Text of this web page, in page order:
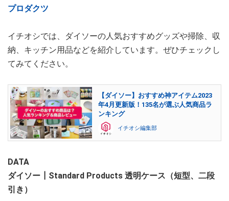
プロダクツ
イチオシでは、ダイソーの人気おすすめグッズや掃除、収
納、キッチン用品などを紹介しています。ぜひチェックし
てみてください。
【ダイソー】おすすめ神アイテム2023
年4月更新版！135名が選ぶ人気商品ラ
ンキング
イチオシ編集部
DATA
ダイソー┃Standard Products 透明ケース（短型、二段
引き）